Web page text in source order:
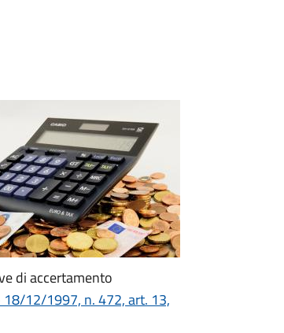
di accertamento
12/1997, n. 472, art. 13,